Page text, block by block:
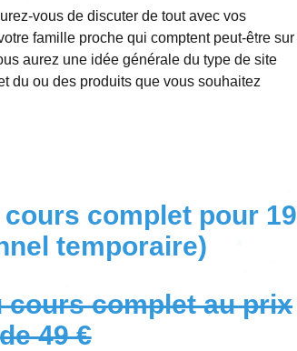
vous de discuter de tout avec vos
famille proche qui comptent peut-être sur
aurez une idée générale du type de site
du ou des produits que vous souhaitez
complet pour 19
temporaire)
cours complet au prix
49 €